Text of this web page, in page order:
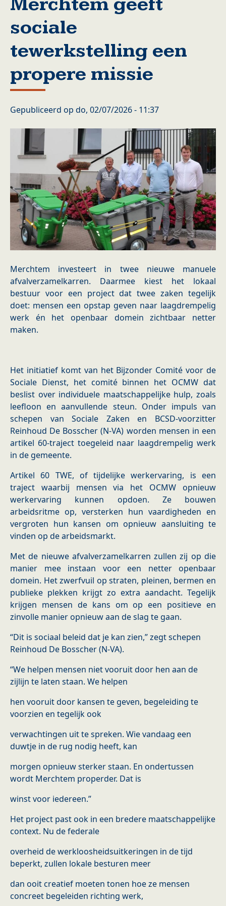
sociale
tewerkstelling een
propere missie
Gepubliceerd op do, 02/07/2026 - 11:37
Merchtem investeert in twee nieuwe manuele
afvalverzamelkarren. Daarmee kiest het lokaal
bestuur voor een project dat twee zaken tegelijk
doet: mensen een opstap geven naar laagdrempelig
werk én het openbaar domein zichtbaar netter
maken.
Het initiatief komt van het Bijzonder Comité voor de
Sociale Dienst, het comité binnen het OCMW dat
beslist over individuele maatschappelijke hulp, zoals
leefloon en aanvullende steun. Onder impuls van
schepen van Sociale Zaken en BCSD-voorzitter
Reinhoud De Bosscher (N-VA) worden mensen in een
artikel 60-traject toegeleid naar laagdrempelig werk
in de gemeente.
Artikel 60 TWE, of tijdelijke werkervaring, is een
traject waarbij mensen via het OCMW opnieuw
werkervaring kunnen opdoen. Ze bouwen
arbeidsritme op, versterken hun vaardigheden en
vergroten hun kansen om opnieuw aansluiting te
vinden op de arbeidsmarkt.
Met de nieuwe afvalverzamelkarren zullen zij op die
manier mee instaan voor een netter openbaar
domein. Het zwerfvuil op straten, pleinen, bermen en
publieke plekken krijgt zo extra aandacht. Tegelijk
krijgen mensen de kans om op een positieve en
zinvolle manier opnieuw aan de slag te gaan.
“Dit is sociaal beleid dat je kan zien,” zegt schepen
Reinhoud De Bosscher (N-VA).
“We helpen mensen niet vooruit door hen aan de
zijlijn te laten staan. We helpen
hen vooruit door kansen te geven, begeleiding te
voorzien en tegelijk ook
verwachtingen uit te spreken. Wie vandaag een
duwtje in de rug nodig heeft, kan
morgen opnieuw sterker staan. En ondertussen
wordt Merchtem properder. Dat is
winst voor iedereen.”
Het project past ook in een bredere maatschappelijke
context. Nu de federale
overheid de werkloosheidsuitkeringen in de tijd
beperkt, zullen lokale besturen meer
dan ooit creatief moeten tonen hoe ze mensen
concreet begeleiden richting werk,